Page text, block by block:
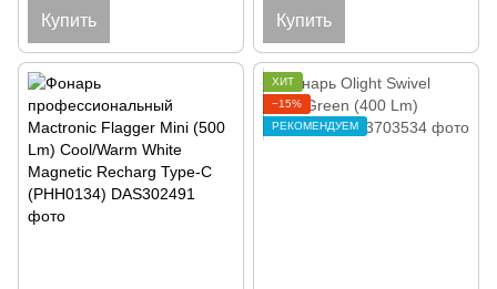
Купить
12/220V (PSD0112)
Купить
ХИТ
−15%
РЕКОМЕНДУЕМ